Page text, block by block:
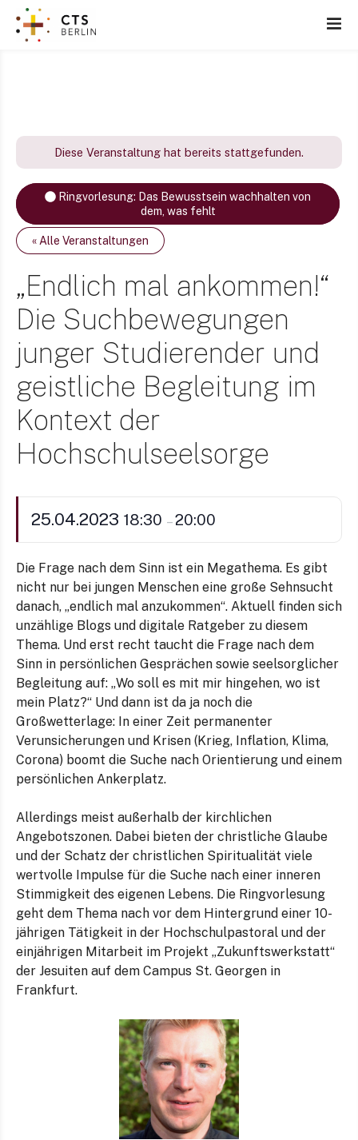
Diese Veranstaltung hat bereits stattgefunden.
Ringvorlesung: Das Bewusstsein wachhalten von
dem, was fehlt
« Alle Veranstaltungen
„Endlich mal ankommen!“
Die Suchbewegungen
junger Studierender und
geistliche Begleitung im
Kontext der
Hochschulseelsorge
25.04.2023 18:30 –20:00
Die Frage nach dem Sinn ist ein Megathema. Es gibt
nicht nur bei jungen Menschen eine große Sehnsucht
danach, „endlich mal anzukommen“. Aktuell finden sich
unzählige Blogs und digitale Ratgeber zu diesem
Thema. Und erst recht taucht die Frage nach dem
Sinn in persönlichen Gesprächen sowie seelsorglicher
Begleitung auf: „Wo soll es mit mir hingehen, wo ist
mein Platz?“ Und dann ist da ja noch die
Großwetterlage: In einer Zeit permanenter
Verunsicherungen und Krisen (Krieg, Inflation, Klima,
Corona) boomt die Suche nach Orientierung und einem
persönlichen Ankerplatz.
Allerdings meist außerhalb der kirchlichen
Angebotszonen. Dabei bieten der christliche Glaube
und der Schatz der christlichen Spiritualität viele
wertvolle Impulse für die Suche nach einer inneren
Stimmigkeit des eigenen Lebens. Die Ringvorlesung
geht dem Thema nach vor dem Hintergrund einer 10-
jährigen Tätigkeit in der Hochschulpastoral und der
einjährigen Mitarbeit im Projekt „Zukunftswerkstatt“
der Jesuiten auf dem Campus St. Georgen in
Frankfurt.